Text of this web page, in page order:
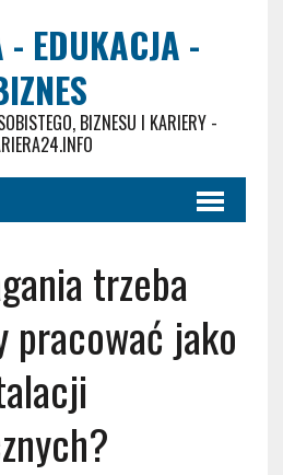
EDUKACJA -
BIZNESU I KARIERY -
trzeba
pracować jako